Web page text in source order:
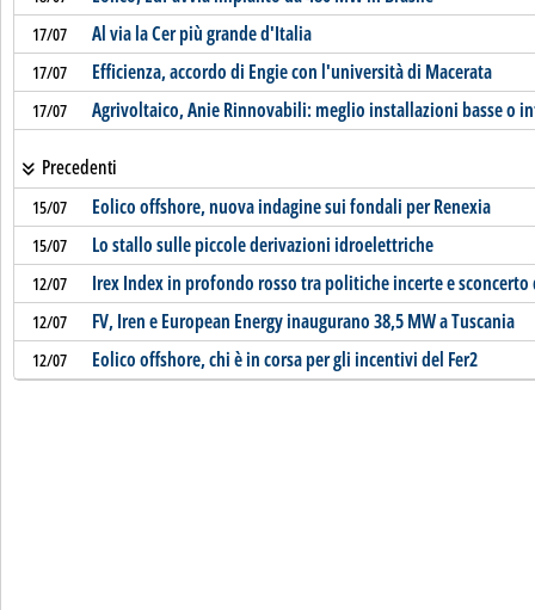
17/07 Al via la Cer più grande d'Italia
17/07 Efficienza, accordo di Engie con l'università di Macerata
17/07 Agrivoltaico, Anie Rinnovabili: meglio installazioni basse o
Precedenti
15/07 Eolico offshore, nuova indagine sui fondali per Renexia
15/07 Lo stallo sulle piccole derivazioni idroelettriche
12/07 Irex Index in profondo rosso tra politiche incerte e sconcerto
12/07 FV, Iren e European Energy inaugurano 38,5 MW a Tuscania
12/07 Eolico offshore, chi è in corsa per gli incentivi del Fer2